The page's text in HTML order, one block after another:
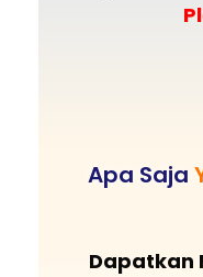
Apa Saja
Dapatkan